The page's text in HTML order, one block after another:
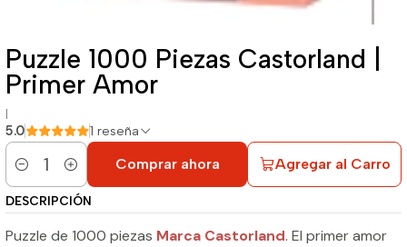
Puzzle 1000 Piezas Castorland |
Primer Amor
|
5.0 1 reseña
Cantidad
Agregar al Carro
Comprar ahora
DESCRIPCIÓN
Puzzle de 1000 piezas Marca Castorland. El primer amor